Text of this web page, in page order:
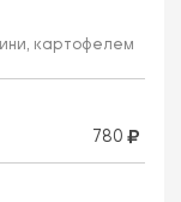
картофелем
780